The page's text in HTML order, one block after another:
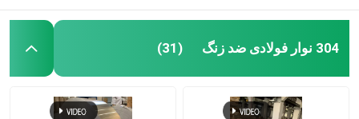
304 نوار فولادی ضد زنگ (31)